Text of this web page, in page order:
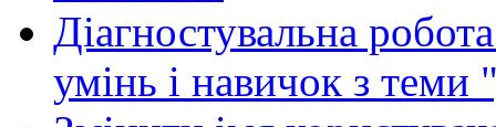
Діагностувальна
умінь і навичок з теми